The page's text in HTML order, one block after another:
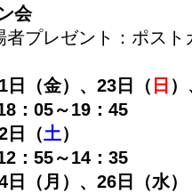
会
者プレゼント：ポス
日（金）、23日（ 日
05～19：45
日（土）
55～14：35
日（月）、26日（水）